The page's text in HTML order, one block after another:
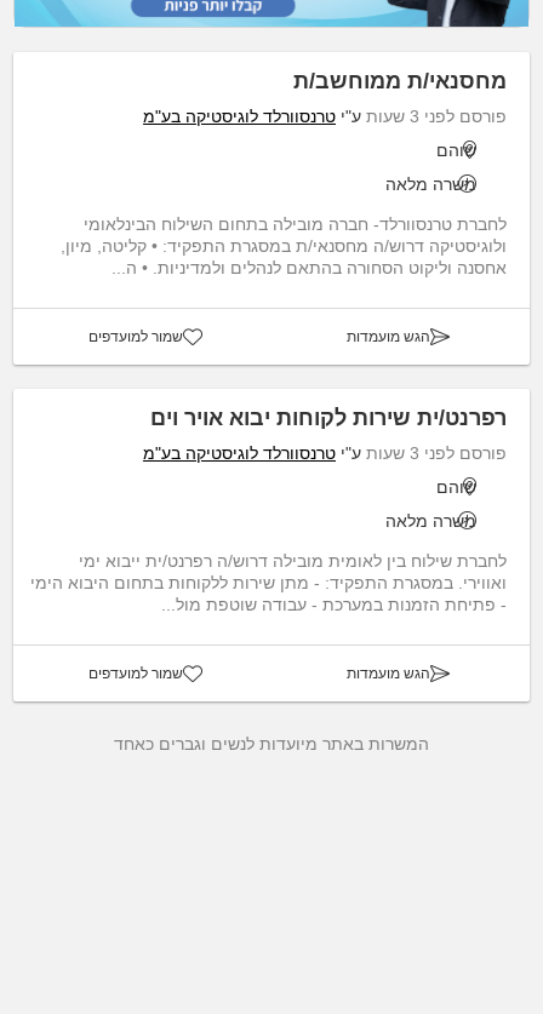
מחסנאי/ת ממוחשב/ת
פורסם לפני 3 שעות ע"י טרנסוורלד לוגיסטיקה בע"מ
שוהם
משרה מלאה
לחברת טרנסוורלד- חברה מובילה בתחום השילוח הבינלאומי
ולוגיסטיקה דרוש/ה מחסנאי/ת במסגרת התפקיד: • קליטה, מיון,
אחסנה וליקוט הסחורה בהתאם לנהלים ולמדיניות. • ה...
הגש מועמדות שמור למועדפים
רפרנט/ית שירות לקוחות יבוא אויר וים
פורסם לפני 3 שעות ע"י טרנסוורלד לוגיסטיקה בע"מ
שוהם
משרה מלאה
לחברת שילוח בין לאומית מובילה דרוש/ה רפרנט/ית ייבוא ימי
ואווירי. במסגרת התפקיד: - מתן שירות ללקוחות בתחום היבוא הימי
- פתיחת הזמנות במערכת - עבודה שוטפת מול...
הגש מועמדות שמור למועדפים
המשרות באתר מיועדות לנשים וגברים כאחד